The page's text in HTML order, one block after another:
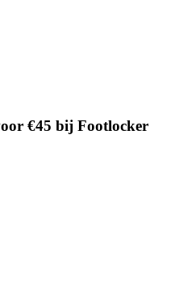
€45 bij Footlocker